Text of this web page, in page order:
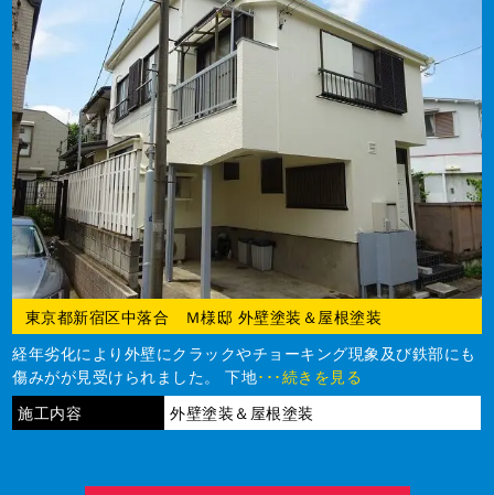
東京都新宿区中落合 Ｍ様邸 外壁塗装＆屋根塗装
経年劣化により外壁にクラックやチョーキング現象及び鉄部にも
傷みがが見受けられました。 下地･･･続きを見る
施工内容
外壁塗装＆屋根塗装